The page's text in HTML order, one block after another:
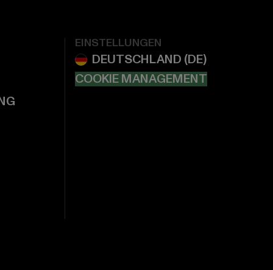
EINSTELLUNGEN
COOKIE MANAGEMENT